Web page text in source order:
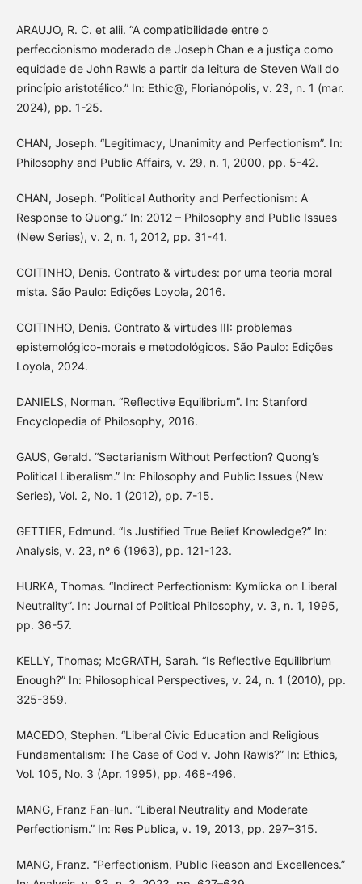
ARAUJO, R. C. et alii. “A compatibilidade entre o
perfeccionismo moderado de Joseph Chan e a justiça como
equidade de John Rawls a partir da leitura de Steven Wall do
princípio aristotélico.” In: Ethic@, Florianópolis, v. 23, n. 1 (mar.
2024), pp. 1-25.
CHAN, Joseph. “Legitimacy, Unanimity and Perfectionism”. In:
Philosophy and Public Affairs, v. 29, n. 1, 2000, pp. 5-42.
CHAN, Joseph. “Political Authority and Perfectionism: A
Response to Quong.” In: 2012 – Philosophy and Public Issues
(New Series), v. 2, n. 1, 2012, pp. 31-41.
COITINHO, Denis. Contrato & virtudes: por uma teoria moral
mista. São Paulo: Edições Loyola, 2016.
COITINHO, Denis. Contrato & virtudes III: problemas
epistemológico-morais e metodológicos. São Paulo: Edições
Loyola, 2024.
DANIELS, Norman. “Reflective Equilibrium”. In: Stanford
Encyclopedia of Philosophy, 2016.
GAUS, Gerald. “Sectarianism Without Perfection? Quong’s
Political Liberalism.” In: Philosophy and Public Issues (New
Series), Vol. 2, No. 1 (2012), pp. 7-15.
GETTIER, Edmund. “Is Justified True Belief Knowledge?” In:
Analysis, v. 23, nº 6 (1963), pp. 121-123.
HURKA, Thomas. “Indirect Perfectionism: Kymlicka on Liberal
Neutrality”. In: Journal of Political Philosophy, v. 3, n. 1, 1995,
pp. 36-57.
KELLY, Thomas; McGRATH, Sarah. “Is Reflective Equilibrium
Enough?” In: Philosophical Perspectives, v. 24, n. 1 (2010), pp.
325-359.
MACEDO, Stephen. “Liberal Civic Education and Religious
Fundamentalism: The Case of God v. John Rawls?” In: Ethics,
Vol. 105, No. 3 (Apr. 1995), pp. 468-496.
MANG, Franz Fan-lun. “Liberal Neutrality and Moderate
Perfectionism.” In: Res Publica, v. 19, 2013, pp. 297–315.
MANG, Franz. “Perfectionism, Public Reason and Excellences.”